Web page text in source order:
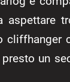
aspettare
un